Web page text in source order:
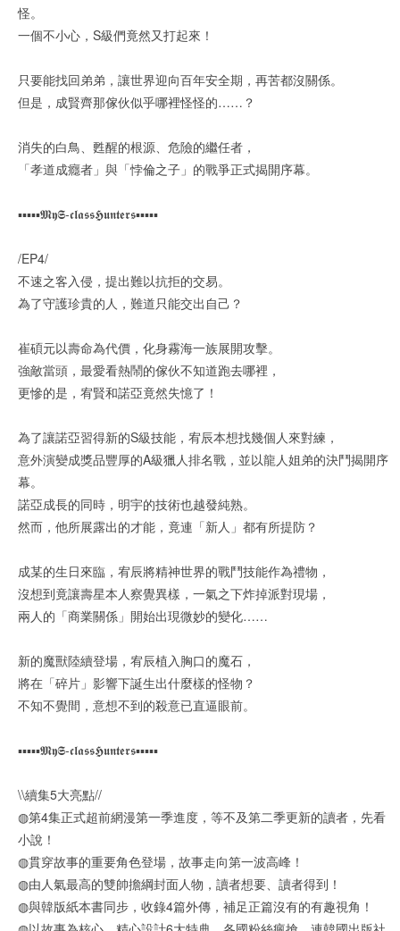
怪。
一個不小心，S級們竟然又打起來！
只要能找回弟弟，讓世界迎向百年安全期，再苦都沒關係。
但是，成賢齊那傢伙似乎哪裡怪怪的……？
消失的白鳥、甦醒的根源、危險的繼任者，
「孝道成癮者」與「悖倫之子」的戰爭正式揭開序幕。
▪︎▪︎▪︎▪︎▪︎𝕸𝖞𝕾-𝖈𝖑𝖆𝖘𝖘𝕳𝖚𝖓𝖙𝖊𝖗𝖘▪︎▪︎▪︎▪︎▪︎
/EP4/
不速之客入侵，提出難以抗拒的交易。
為了守護珍貴的人，難道只能交出自己？
崔碩元以壽命為代價，化身霧海一族展開攻擊。
強敵當頭，最愛看熱鬧的傢伙不知道跑去哪裡，
更慘的是，宥賢和諾亞竟然失憶了！
為了讓諾亞習得新的S級技能，宥辰本想找幾個人來對練，
意外演變成獎品豐厚的A級獵人排名戰，並以龍人姐弟的決鬥揭開序
幕。
諾亞成長的同時，明宇的技術也越發純熟。
然而，他所展露出的才能，竟連「新人」都有所提防？
成某的生日來臨，宥辰將精神世界的戰鬥技能作為禮物，
沒想到竟讓壽星本人察覺異樣，一氣之下炸掉派對現場，
兩人的「商業關係」開始出現微妙的變化……
新的魔獸陸續登場，宥辰植入胸口的魔石，
將在「碎片」影響下誕生出什麼樣的怪物？
不知不覺間，意想不到的殺意已直逼眼前。
▪︎▪︎▪︎▪︎▪︎𝕸𝖞𝕾-𝖈𝖑𝖆𝖘𝖘𝕳𝖚𝖓𝖙𝖊𝖗𝖘▪︎▪︎▪︎▪︎▪︎
\\續集5大亮點//
◍第4集正式超前網漫第一季進度，等不及第二季更新的讀者，先看
小說！
◍貫穿故事的重要角色登場，故事走向第一波高峰！
◍由人氣最高的雙帥擔綱封面人物，讀者想要、讀者得到！
◍與韓版紙本書同步，收錄4篇外傳，補足正篇沒有的有趣視角！